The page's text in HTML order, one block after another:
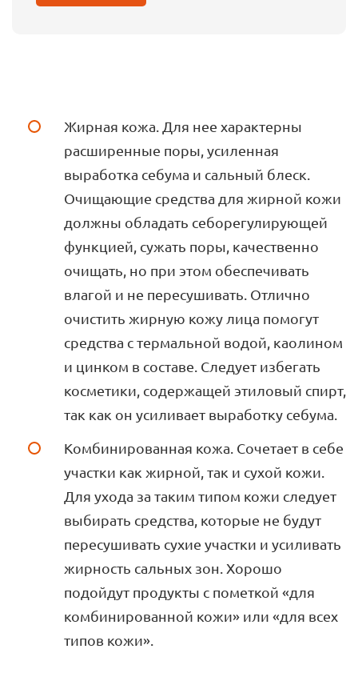
Жирная кожа. Для нее характерны
расширенные поры, усиленная
выработка себума и сальный блеск.
Очищающие средства для жирной кожи
должны обладать себорегулирующей
функцией, сужать поры, качественно
очищать, но при этом обеспечивать
влагой и не пересушивать. Отлично
очистить жирную кожу лица помогут
средства с термальной водой, каолином
и цинком в составе. Следует избегать
косметики, содержащей этиловый спирт,
так как он усиливает выработку себума.
Комбинированная кожа. Сочетает в себе
участки как жирной, так и сухой кожи.
Для ухода за таким типом кожи следует
выбирать средства, которые не будут
пересушивать сухие участки и усиливать
жирность сальных зон. Хорошо
подойдут продукты с пометкой «для
комбинированной кожи» или «для всех
типов кожи».